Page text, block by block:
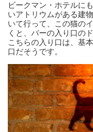
ビークマン・ホテルに
いアトリウムがある建
いて行って、この猫の
くと、バーの入り口の
こちらの入り口は、基
口だそうです。